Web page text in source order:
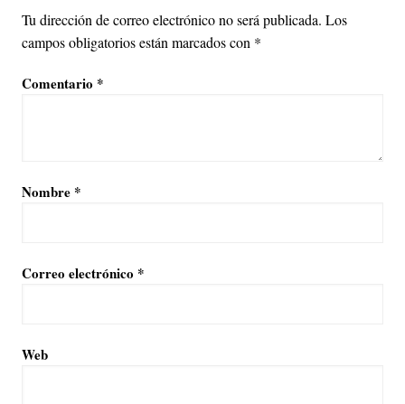
Tu dirección de correo electrónico no será publicada. Los
campos obligatorios están marcados con *
Comentario *
Nombre *
Correo electrónico *
Web